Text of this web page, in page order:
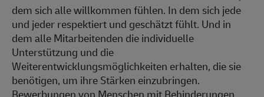
dem sich alle willkommen fühlen. In dem sich jede
und jeder respektiert und geschätzt fühlt. Und in
dem alle Mitarbeitenden die individuelle
Unterstützung und die
Weiterentwicklungsmöglichkeiten erhalten, die sie
benötigen, um ihre Stärken einzubringen.